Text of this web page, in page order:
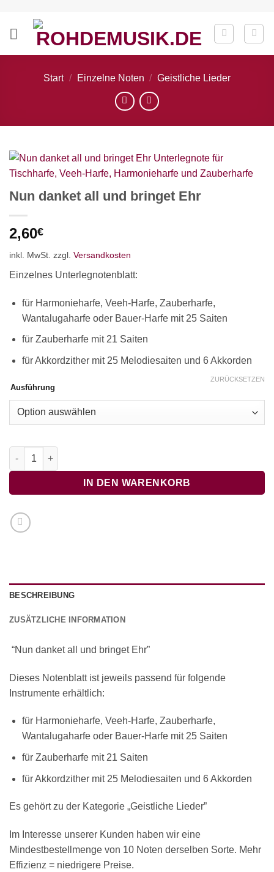
springen
Start / Einzelne Noten / Geistliche Lieder
Nun danket all und bringet Ehr
2,60€
inkl. MwSt. zzgl. Versandkosten
Einzelnes Unterlegnotenblatt:
für Harmonieharfe, Veeh-Harfe, Zauberharfe,
Wantalugaharfe oder Bauer-Harfe mit 25 Saiten
für Zauberharfe mit 21 Saiten
für Akkordzither mit 25 Melodiesaiten und 6 Akkorden
Ausführung
ZURÜCKSETZEN
Nun danket all und bringet Ehr Menge
IN DEN WARENKORB
BESCHREIBUNG
ZUSÄTZLICHE INFORMATION
“Nun danket all und bringet Ehr”
Dieses Notenblatt ist jeweils passend für folgende
Instrumente erhältlich:
für Harmonieharfe, Veeh-Harfe, Zauberharfe,
Wantalugaharfe oder Bauer-Harfe mit 25 Saiten
für Zauberharfe mit 21 Saiten
für Akkordzither mit 25 Melodiesaiten und 6 Akkorden
Es gehört zu der Kategorie „Geistliche Lieder”
Im Interesse unserer Kunden haben wir eine
Mindestbestellmenge von 10 Noten derselben Sorte. Mehr
Effizienz = niedrigere Preise.